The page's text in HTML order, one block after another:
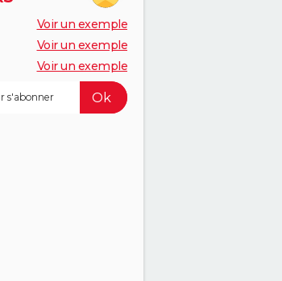
Voir un exemple
Voir un exemple
Voir un exemple